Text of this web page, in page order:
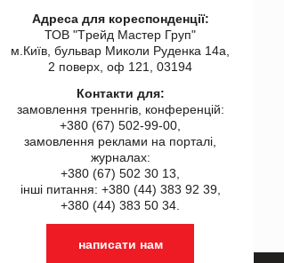
Адреса для кореспонденції:
ТОВ "Tрейд Мастер Груп"
м.Київ, бульвар Миколи Руденка 14а,
2 поверх, оф 121, 03194
Контакти для:
замовлення треннгів, конференцій:
+380 (67) 502-99-00,
замовлення реклами на порталі,
журналах:
+380 (67) 502 30 13,
інші питання: +380 (44) 383 92 39,
+380 (44) 383 50 34.
написати нам